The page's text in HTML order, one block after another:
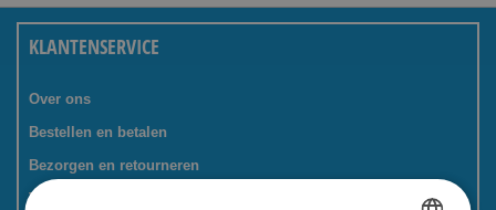
KLANTENSERVICE
Over ons
Bestellen en betalen
Bezorgen en retourneren
Tevredenheidsgarantie